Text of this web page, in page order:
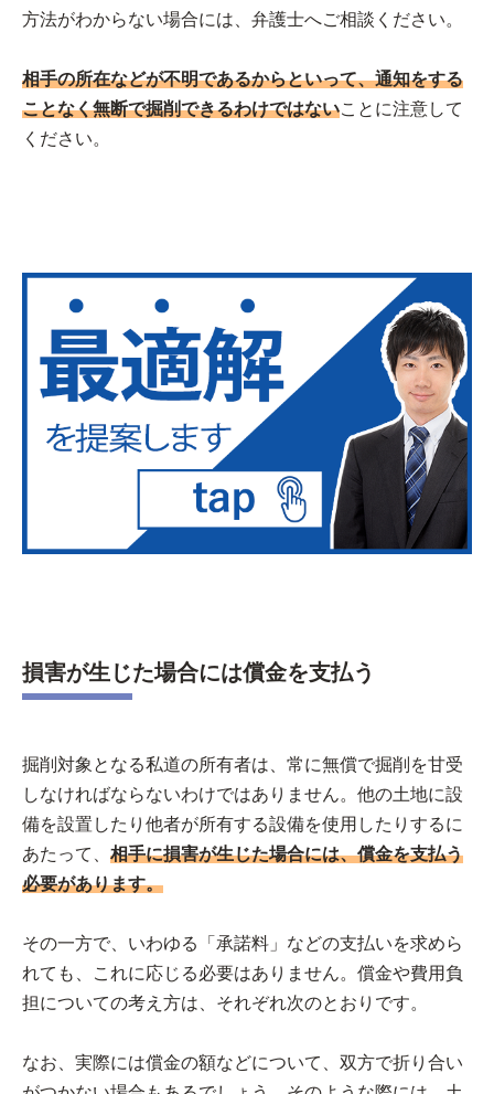
方法がわからない場合には、弁護士へご相談ください。
相手の所在などが不明であるからといって、通知をする
ことなく無断で掘削できるわけではないことに注意して
ください。
損害が生じた場合には償金を支払う
掘削対象となる私道の所有者は、常に無償で掘削を甘受
しなければならないわけではありません。他の土地に設
備を設置したり他者が所有する設備を使用したりするに
あたって、 相手に損害が生じた場合には、償金を支払う
必要があります。
その一方で、いわゆる「承諾料」などの支払いを求めら
れても、これに応じる必要はありません。償金や費用負
担についての考え方は、それぞれ次のとおりです。
なお、実際には償金の額などについて、双方で折り合い